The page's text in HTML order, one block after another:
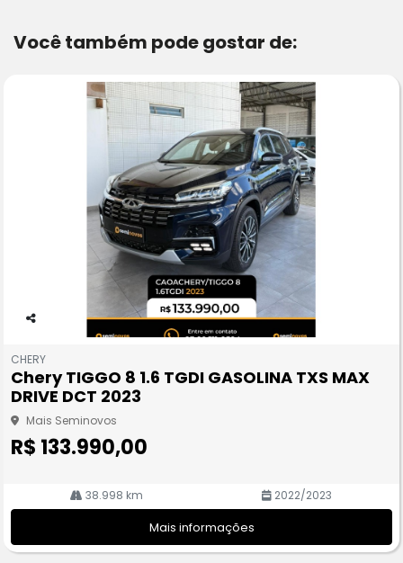
Você também pode gostar de:
pa
rtil
he
CHERY
Chery TIGGO 8 1.6 TGDI GASOLINA TXS MAX
DRIVE DCT 2023
Mais Seminovos
R$ 133.990,00
38.998 km 2022/2023
Mais informações